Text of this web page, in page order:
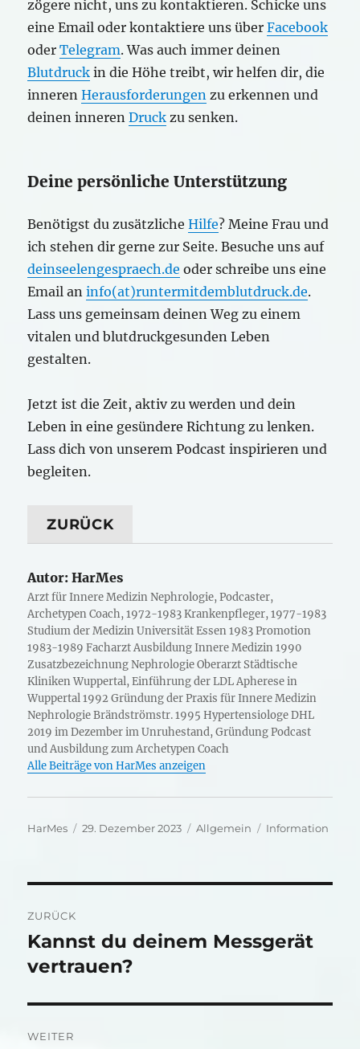
zögere nicht, uns zu kontaktieren. Schicke uns
eine Email oder kontaktiere uns überFacebook
oderTelegram. Was auch immer deinen
Blutdruck in die Höhe treibt, wir helfen dir, die
innerenHerausforderungen zu erkennen und
deinen innerenDruck zu senken.
Deine persönliche Unterstützung
Benötigst du zusätzlicheHilfe? Meine Frau und
ich stehen dir gerne zur Seite. Besuche uns auf
deinseelengespraech.de oder schreibe uns eine
Email aninfo(at)runtermitdemblutdruck.de.
Lass uns gemeinsam deinen Weg zu einem
vitalen und blutdruckgesunden Leben
gestalten.
Jetzt ist die Zeit, aktiv zu werden und dein
Leben in eine gesündere Richtung zu lenken.
Lass dich von unserem Podcast inspirieren und
begleiten.
ZURÜCK
Autor: HarMes
Arzt für Innere Medizin Nephrologie, Podcaster,
Archetypen Coach, 1972-1983 Krankenpfleger, 1977-1983
Studium der Medizin Universität Essen 1983 Promotion
1983-1989 Facharzt Ausbildung Innere Medizin 1990
Zusatzbezeichnung Nephrologie Oberarzt Städtische
Kliniken Wuppertal, Einführung der LDL Apherese in
Wuppertal 1992 Gründung der Praxis für Innere Medizin
Nephrologie Brändströmstr. 1995 Hypertensiologe DHL
2019 im Dezember im Unruhestand, Gründung Podcast
und Ausbildung zum Archetypen Coach
Alle Beiträge von HarMes anzeigen
Autor
HarMes
Veröffentlicht
29. Dezember 2023 Kategorien
Allgemein Schlagwörter
Information
ZURÜCK
Vorheriger
Beitrag:
Kannst du deinem Messgerät
vertrauen?
WEITER